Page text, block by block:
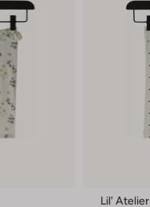
Lil' Atelier